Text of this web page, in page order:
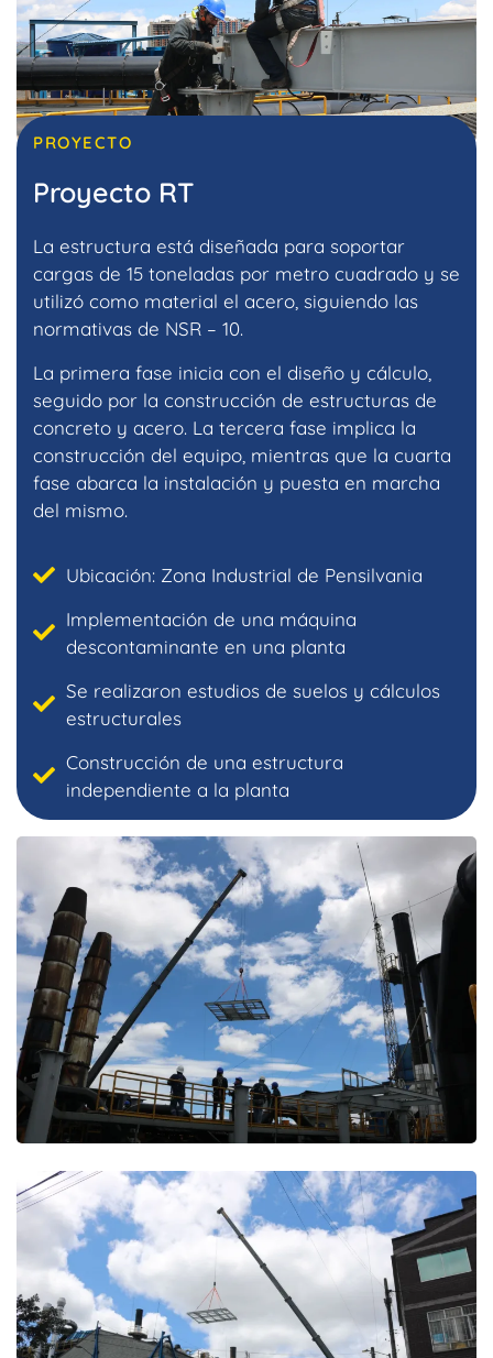
PROYECTO
Proyecto RT
La estructura está diseñada para soportar
cargas de 15 toneladas por metro cuadrado y se
utilizó como material el acero, siguiendo las
normativas de NSR – 10.
La primera fase inicia con el diseño y cálculo,
seguido por la construcción de estructuras de
concreto y acero. La tercera fase implica la
construcción del equipo, mientras que la cuarta
fase abarca la instalación y puesta en marcha
del mismo.
Ubicación: Zona Industrial de Pensilvania
Implementación de una máquina
descontaminante en una planta
Se realizaron estudios de suelos y cálculos
estructurales
Construcción de una estructura
independiente a la planta